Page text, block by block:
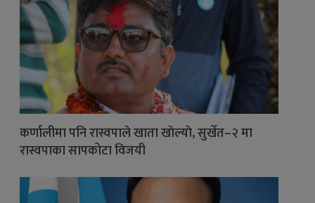
कर्णालीमा पनि रास्वपाले खाता खाेल्याे, सुर्खेत–२ मा
रास्वपाका सापकोटा विजयी